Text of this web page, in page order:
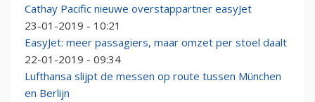
Cathay Pacific nieuwe overstappartner easyJet
23-01-2019 - 10:21
EasyJet: meer passagiers, maar omzet per stoel daalt
22-01-2019 - 09:34
Lufthansa slijpt de messen op route tussen München
en Berlijn